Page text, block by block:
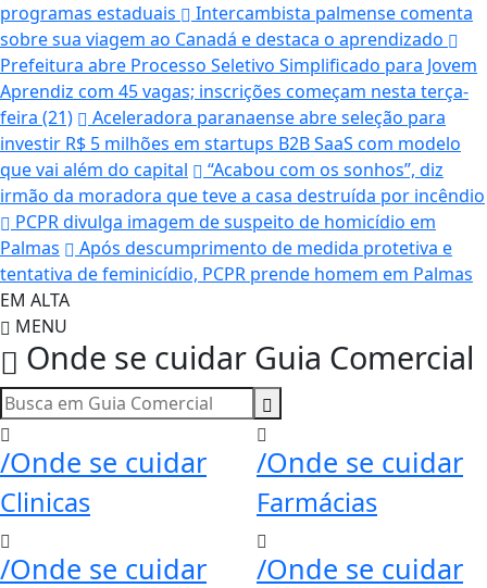
programas estaduais
Intercambista palmense comenta
sobre sua viagem ao Canadá e destaca o aprendizado
Prefeitura abre Processo Seletivo Simplificado para Jovem
Aprendiz com 45 vagas; inscrições começam nesta terça-
feira (21)
Aceleradora paranaense abre seleção para
investir R$ 5 milhões em startups B2B SaaS com modelo
que vai além do capital
“Acabou com os sonhos”, diz
irmão da moradora que teve a casa destruída por incêndio
PCPR divulga imagem de suspeito de homicídio em
Palmas
Após descumprimento de medida protetiva e
tentativa de feminicídio, PCPR prende homem em Palmas
EM ALTA
MENU
Onde se cuidar Guia Comercial
/Onde se cuidar
Clinicas
/Onde se cuidar
Farmácias
/Onde se cuidar /Onde se cuidar